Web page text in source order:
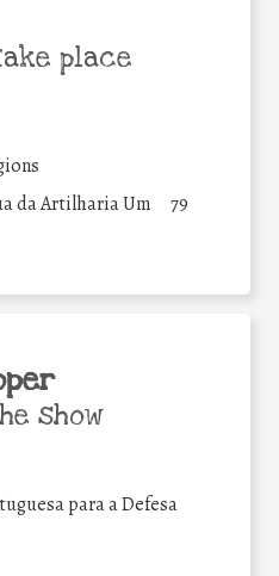
place
da Artilharia Um
79
show
para a Defesa